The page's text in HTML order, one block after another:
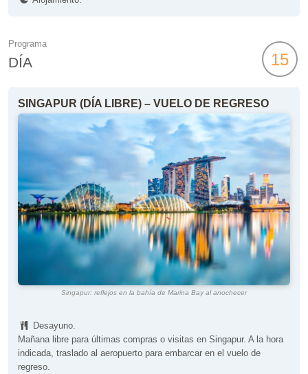
Programa
DÍA 15
SINGAPUR (DÍA LIBRE) – VUELO DE REGRESO
Singapur: reflejos en la bahía de Marina Bay al anochecer
Desayuno.
Mañana libre para últimas compras o visitas en Singapur. A la hora
indicada, traslado al aeropuerto para embarcar en el vuelo de
regreso.